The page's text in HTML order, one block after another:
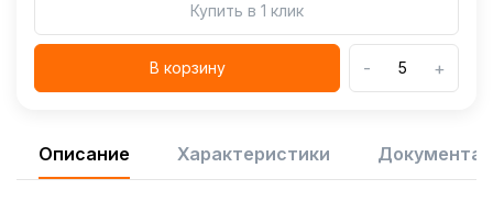
Купить в 1 клик
В корзину - +
Описание Характеристики